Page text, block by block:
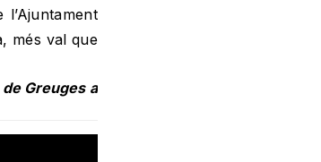
més val que
Greuges a